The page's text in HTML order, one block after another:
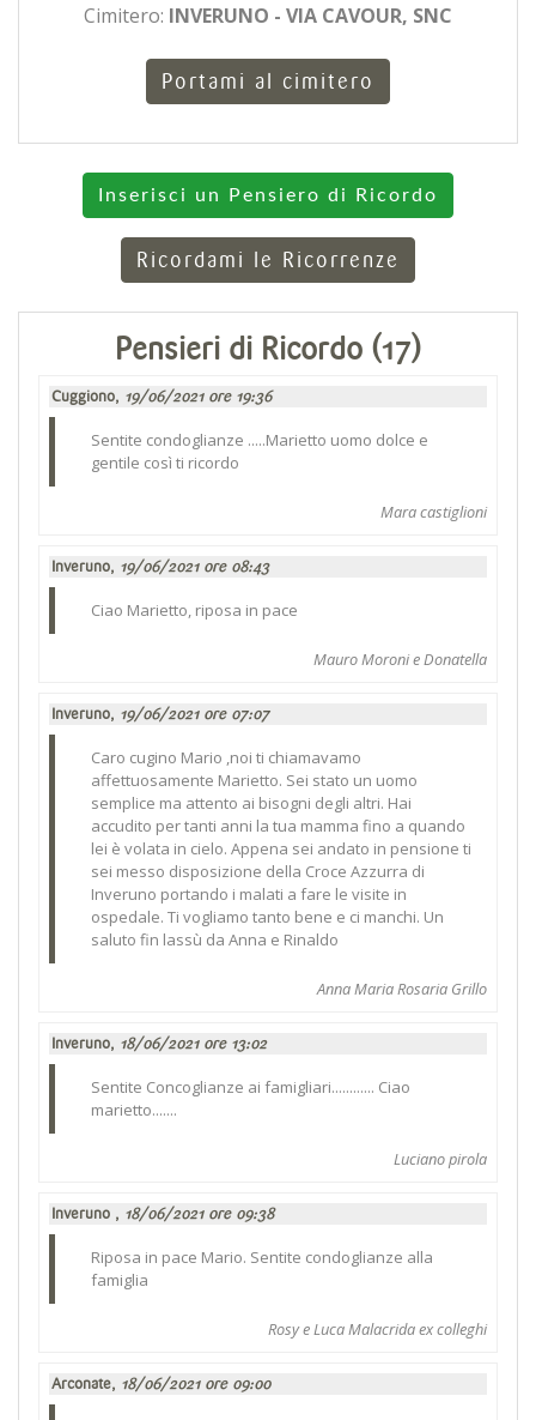
Cimitero: INVERUNO - VIA CAVOUR, SNC
Portami al cimitero
Inserisci un Pensiero di Ricordo
Ricordami le Ricorrenze
Pensieri di Ricordo (17)
Cuggiono, 19/06/2021 ore 19:36
Sentite condoglianze .....Marietto uomo dolce e
gentile così ti ricordo
Mara castiglioni
Inveruno, 19/06/2021 ore 08:43
Ciao Marietto, riposa in pace
Mauro Moroni e Donatella
Inveruno, 19/06/2021 ore 07:07
Caro cugino Mario ,noi ti chiamavamo
affettuosamente Marietto. Sei stato un uomo
semplice ma attento ai bisogni degli altri. Hai
accudito per tanti anni la tua mamma fino a quando
lei è volata in cielo. Appena sei andato in pensione ti
sei messo disposizione della Croce Azzurra di
Inveruno portando i malati a fare le visite in
ospedale. Ti vogliamo tanto bene e ci manchi. Un
saluto fin lassù da Anna e Rinaldo
Anna Maria Rosaria Grillo
Inveruno, 18/06/2021 ore 13:02
Sentite Concoglianze ai famigliari............ Ciao
marietto.......
Luciano pirola
Inveruno , 18/06/2021 ore 09:38
Riposa in pace Mario. Sentite condoglianze alla
famiglia
Rosy e Luca Malacrida ex colleghi
Arconate, 18/06/2021 ore 09:00